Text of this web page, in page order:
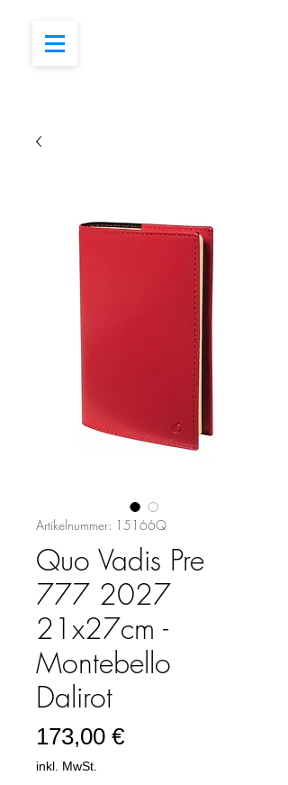
Artikelnummer: 15166Q
Quo Vadis Pre
777 2027
21x27cm -
Montebello
Dalirot
173,00 €Preis
inkl. MwSt.